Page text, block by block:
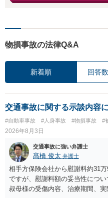
物損事故の法律Q&A
新着順 回答
交通事故に関する示談内容
#自動車事故 #人身事故 #物損事故 #
2026年8月3日
交通事故に強い弁護士
髙橋 俊太 弁護士
相手方保険会社から慰謝料約31
ですが、慰謝料額の妥当性につ
叔母様の受傷内容、治療期間、